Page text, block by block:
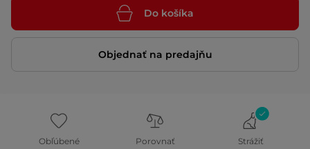
Do košíka
Objednať na predajňu
Obľúbené Porovnať Strážiť